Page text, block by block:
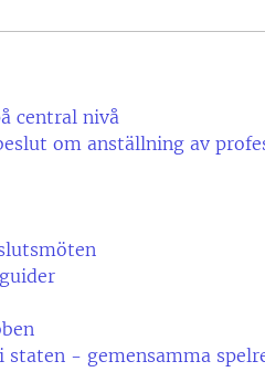
central nivå
om anställning av
- gemensamma